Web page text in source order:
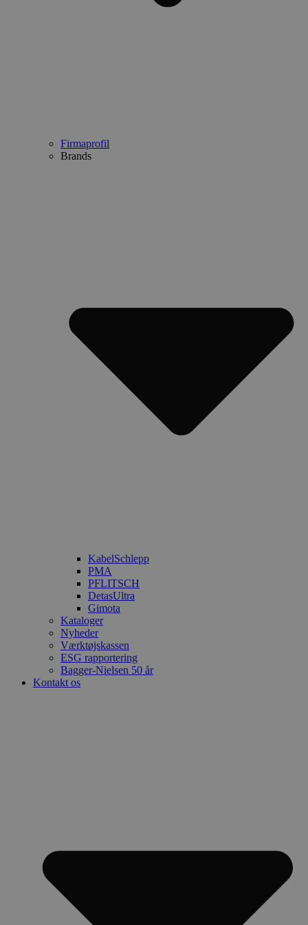
Firmaprofil
Brands
KabelSchlepp
PMA
PFLITSCH
DetasUltra
Gimota
Kataloger
Nyheder
Værktøjskassen
ESG rapportering
Bagger-Nielsen 50 år
Kontakt os